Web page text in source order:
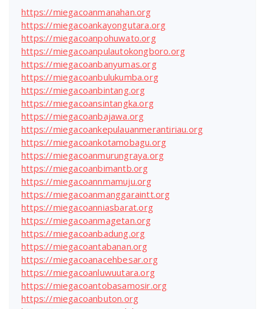
https://miegacoanmanahan.org
https://miegacoankayongutara.org
https://miegacoanpohuwato.org
https://miegacoanpulautokongboro.org
https://miegacoanbanyumas.org
https://miegacoanbulukumba.org
https://miegacoanbintang.org
https://miegacoansintangka.org
https://miegacoanbajawa.org
https://miegacoankepulauanmerantiriau.org
https://miegacoankotamobagu.org
https://miegacoanmurungraya.org
https://miegacoanbimantb.org
https://miegacoannmamuju.org
https://miegacoanmanggaraintt.org
https://miegacoanniasbarat.org
https://miegacoanmagetan.org
https://miegacoanbadung.org
https://miegacoantabanan.org
https://miegacoanacehbesar.org
https://miegacoanluwuutara.org
https://miegacoantobasamosir.org
https://miegacoanbuton.org